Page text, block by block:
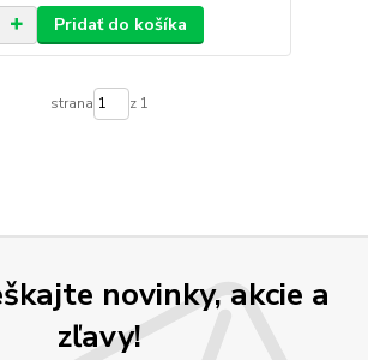
Pridať do košíka
strana z 1
novinky, akcie a
zľavy!